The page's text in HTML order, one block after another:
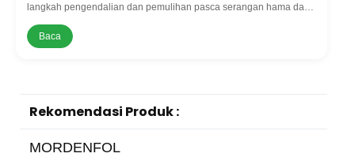
langkah pengendalian dan pemulihan pasca serangan hama dan
penyakit juga perlu diperhatikan.
Baca
Rekomendasi Produk :
MORDENFOL